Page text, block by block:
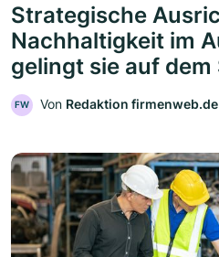
Strategische
Nachhaltigkeit im
gelingt sie auf
FW Von Redaktion firmenweb.de